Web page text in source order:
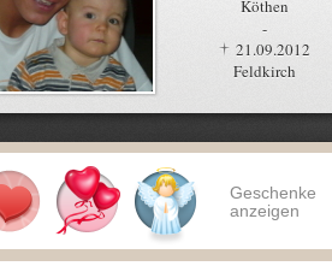
Köthen
-
21.09.2012
Feldkirch
Geschenke
anzeigen